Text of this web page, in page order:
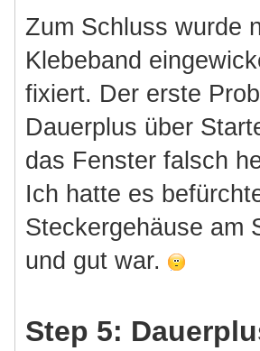
Zum Schluss wurde
Klebeband
fixiert. Der erste
Dauerplus über
das Fenster falsch
Ich hatte es
Steckergehäuse am
und gut war.
Step 5: